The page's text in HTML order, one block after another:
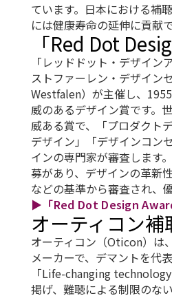
ています。日本における補
には健康寿命の延伸に貢献
「Red Dot
「レッドドット・デザイ
ストファーレン・デザイ
Westfalen）が主催し、
威のあるデザイン賞です。
威ある賞で、「プロダクト
デザイン」「デザインコン
インの専門家が審査します
募があり、デザインの革新
などの基準から審査され、
▶「Red Dot Design
オーティコン補
オーティコン（Oticon）は
メーカーで、デマントを代
「Life-changing
掲げ、難聴による制限のな